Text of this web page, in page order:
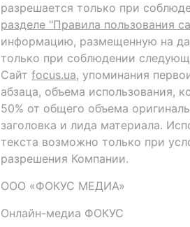
разрешается только при
разделе "Правила пользования
информацию, размещенную на
только при соблюдении
Сайт focus.ua, упоминания
абзаца, объема использования,
50% от общего объема
заголовка и лида материала.
текста возможно только при
разрешения Компании.
ООО «ФОКУС МЕДИА»
Онлайн-медиа ФОКУС